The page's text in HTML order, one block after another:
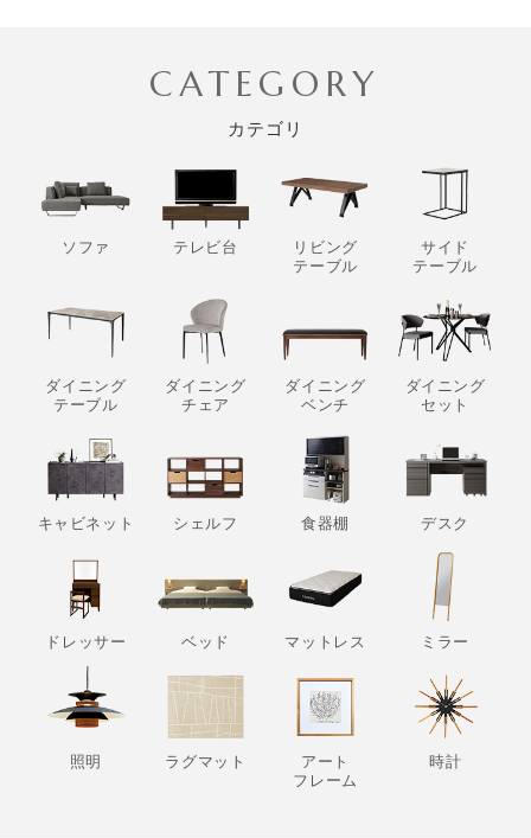
CATEGORY
カテゴリ
ソファ テレビ台
リビング
テーブル
サイド
テーブル
ダイニング
テーブル
ダイニング
チェア
ダイニング
ベンチ
ダイニング
セット
キャビネット シェルフ 食器棚 デスク
ドレッサー ベッド マットレス ミラー
照明 ラグマット
アート
フレーム
時計